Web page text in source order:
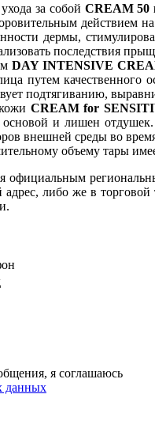
за собой CREAM 50
действием
дермы,
последствия
DAY INTENSIVE
путем качественного
подтягиванию,
CREAM for
основой и лишен
внешней среды во
объему тары
либо же в
я соглашаюсь
данных